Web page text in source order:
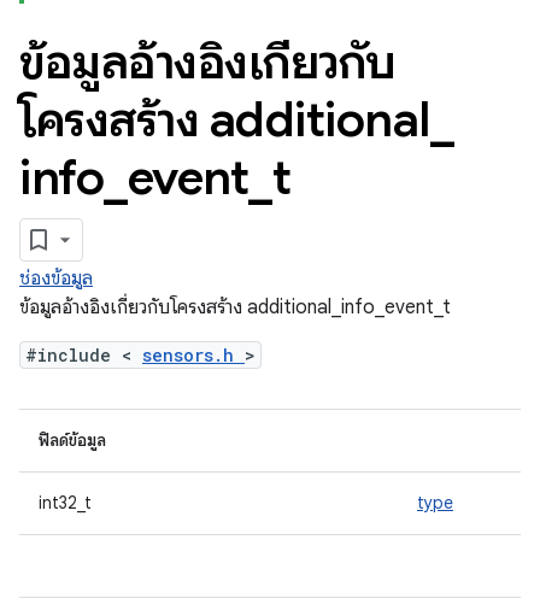
ข้อมูลอ้างอิงเกี่ยวกับ
โครงสร้าง additional
info event t
ช่องข้อมูล
ข้อมูลอ้างอิงเกี่ยวกับโครงสร้าง additional_info_event_t
#include < sensors.h >
ฟิลด์ข้อมูล
int32_t type